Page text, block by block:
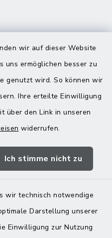
wir auf dieser Website
uns ermöglichen besser zu
genutzt wird. So können wir
Ihre erteilte Einwilligung
über den Link in unseren
widerrufen.
Ich stimme nicht zu
wir technisch notwendige
Darstellung unserer
Einwilligung zur Nutzung